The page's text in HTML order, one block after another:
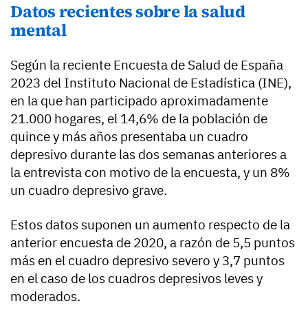
Datos recientes sobre la salud
mental
Según la reciente Encuesta de Salud de España
2023 del Instituto Nacional de Estadística (INE),
en la que han participado aproximadamente
21.000 hogares, el 14,6% de la población de
quince y más años presentaba un cuadro
depresivo durante las dos semanas anteriores a
la entrevista con motivo de la encuesta, y un 8%
un cuadro depresivo grave.
Estos datos suponen un aumento respecto de la
anterior encuesta de 2020, a razón de 5,5 puntos
más en el cuadro depresivo severo y 3,7 puntos
en el caso de los cuadros depresivos leves y
moderados.